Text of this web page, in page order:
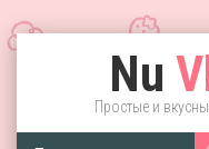
Nu
Простые и